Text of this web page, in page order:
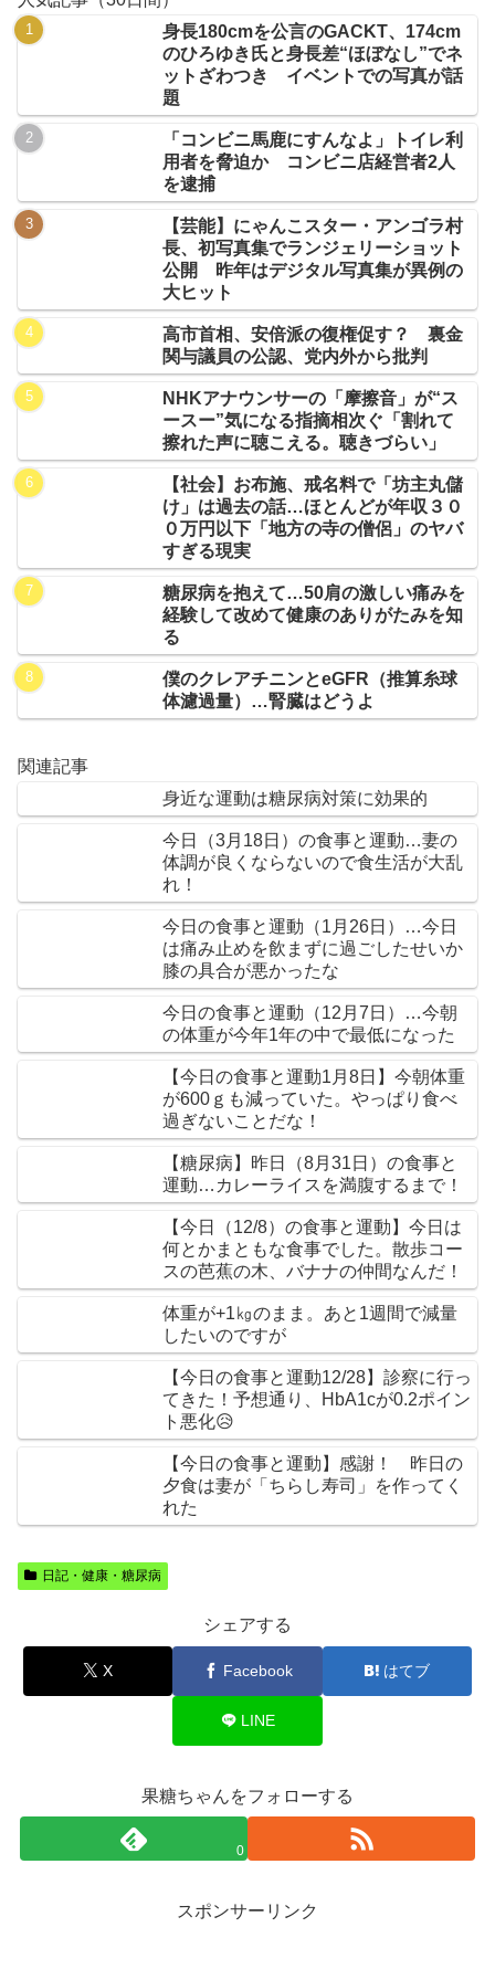
身長180cmを公言のGACKT、174cm
のひろゆき氏と身長差“ほぼなし”でネ
ットざわつき イベントでの写真が話
題
「コンビニ馬鹿にすんなよ」トイレ利
用者を脅迫か コンビニ店経営者2人
を逮捕
【芸能】にゃんこスター・アンゴラ村
長、初写真集でランジェリーショット
公開 昨年はデジタル写真集が異例の
大ヒット
高市首相、安倍派の復権促す？ 裏金
関与議員の公認、党内外から批判
NHKアナウンサーの「摩擦音」が“ス
ースー”気になる指摘相次ぐ「割れて
擦れた声に聴こえる。聴きづらい」
【社会】お布施、戒名料で「坊主丸儲
け」は過去の話…ほとんどが年収３０
０万円以下「地方の寺の僧侶」のヤバ
すぎる現実
糖尿病を抱えて…50肩の激しい痛みを
経験して改めて健康のありがたみを知
る
僕のクレアチニンとeGFR（推算糸球
体濾過量）…腎臓はどうよ
関連記事
身近な運動は糖尿病対策に効果的
今日（3月18日）の食事と運動…妻の
体調が良くならないので食生活が大乱
れ！
今日の食事と運動（1月26日）…今日
は痛み止めを飲まずに過ごしたせいか
膝の具合が悪かったな
今日の食事と運動（12月7日）…今朝
の体重が今年1年の中で最低になった
【今日の食事と運動1月8日】今朝体重
が600ｇも減っていた。やっぱり食べ
過ぎないことだな！
【糖尿病】昨日（8月31日）の食事と
運動…カレーライスを満腹するまで！
【今日（12/8）の食事と運動】今日は
何とかまともな食事でした。散歩コー
スの芭蕉の木、バナナの仲間なんだ！
体重が+1㎏のまま。あと1週間で減量
したいのですが
【今日の食事と運動12/28】診察に行っ
てきた！予想通り、HbA1cが0.2ポイン
ト悪化😥
【今日の食事と運動】感謝！ 昨日の
夕食は妻が「ちらし寿司」を作ってく
れた
日記・健康・糖尿病
シェアする
X Facebook はてブ
LINE
果糖ちゃんをフォローする
0
スポンサーリンク